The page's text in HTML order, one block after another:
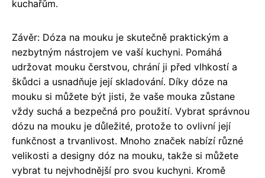
kuchařům.
Závěr: Dóza na mouku je skutečně praktickým a
nezbytným nástrojem ve vaší kuchyni. Pomáhá
udržovat mouku čerstvou, chrání ji před vlhkostí a
škůdci a usnadňuje její skladování. Díky dóze na
mouku si můžete být jisti, že vaše mouka zůstane
vždy suchá a bezpečná pro použití. Vybrat správnou
dózu na mouku je důležité, protože to ovlivní její
funkčnost a trvanlivost. Mnoho značek nabízí různé
velikosti a designy dóz na mouku, takže si můžete
vybrat tu nejvhodnější pro svou kuchyni. Kromě